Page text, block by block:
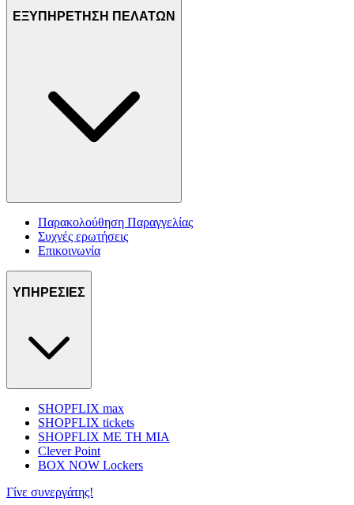
ΕΞΥΠΗΡΕΤΗΣΗ ΠΕΛΑΤΩΝ
Παρακολούθηση Παραγγελίας
Συχνές ερωτήσεις
Επικοινωνία
ΥΠΗΡΕΣΙΕΣ
SHOPFLIX max
SHOPFLIX tickets
SHOPFLIX ΜΕ ΤΗ ΜΙΑ
Clever Point
BOX NOW Lockers
Γίνε συνεργάτης!